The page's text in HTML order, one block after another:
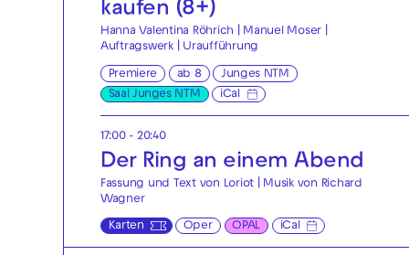
kaufen (8+)
Hanna Valentina Röhrich | Manuel Moser |
Auftragswerk | Uraufführung
Premiere ab 8
Junges NTM
Saal Junges NTM
iCal
17:00 - 20:40
Der Ring an einem Abend
Fassung und Text von Loriot | Musik von Richard
Wagner
Karten Oper OPAL iCal